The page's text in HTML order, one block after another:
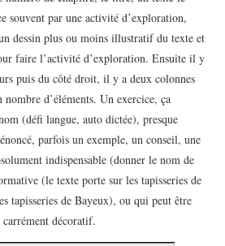
souvent par une activité d’exploration,
dessin plus ou moins illustratif du texte et
faire l’activité d’exploration. Ensuite il y
puis du côté droit, il y a deux colonnes
nombre d’éléments. Un exercice, ça
(défi langue, auto dictée), presque
parfois un exemple, un conseil, une
indispensable (donner le nom de
(le texte porte sur les tapisseries de
tapisseries de Bayeux), ou qui peut être
décoratif.